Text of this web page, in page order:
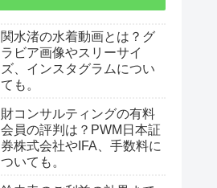
関水渚の水着動画とは？グ
ラビア画像やスリーサイ
ズ、インスタグラムについ
ても。
財コンサルティングの有料
会員の評判は？PWM日本証
券株式会社やIFA、手数料に
ついても。